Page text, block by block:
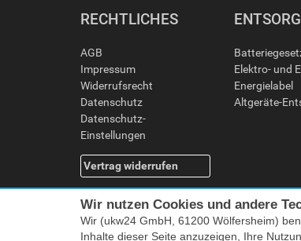
RECHTLICHES
AGB
Impressum
Widerrufsrecht
Datenschutz
Datenschutz-
Einstellungen
Vertrag widerrufen
Elektro- und
Energielabel
Altgeräte-
Wir nutzen Cookies und andere
Wir (ukw24 GmbH, 61200 Wölfersheim)
Inhalte dieser Seite anzuzeigen, Ihre